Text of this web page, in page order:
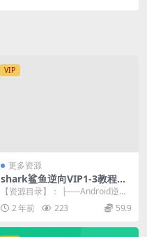
VIP
更多资源
shark鲨鱼逆向VIP1-3教程合
集
【资源目录】： ├──Android逆向
教程（代号VIP3） | ├──课件
（教...2 年前 223 59.9